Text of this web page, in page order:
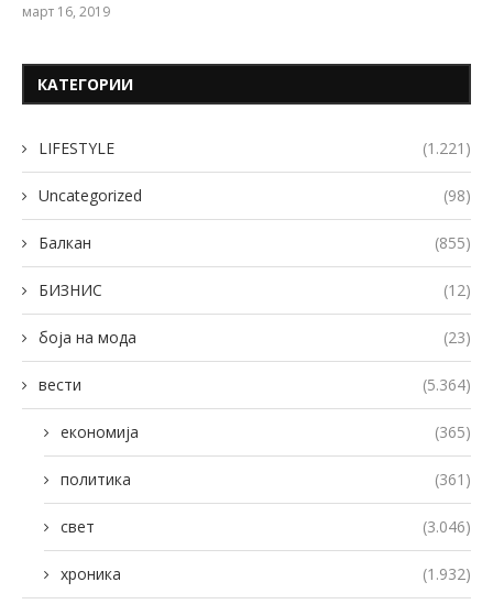
март 16, 2019
КАТЕГОРИИ
LIFESTYLE (1.221)
Uncategorized (98)
Балкан (855)
БИЗНИС (12)
боја на мода (23)
вести (5.364)
економија (365)
политика (361)
свет (3.046)
хроника (1.932)